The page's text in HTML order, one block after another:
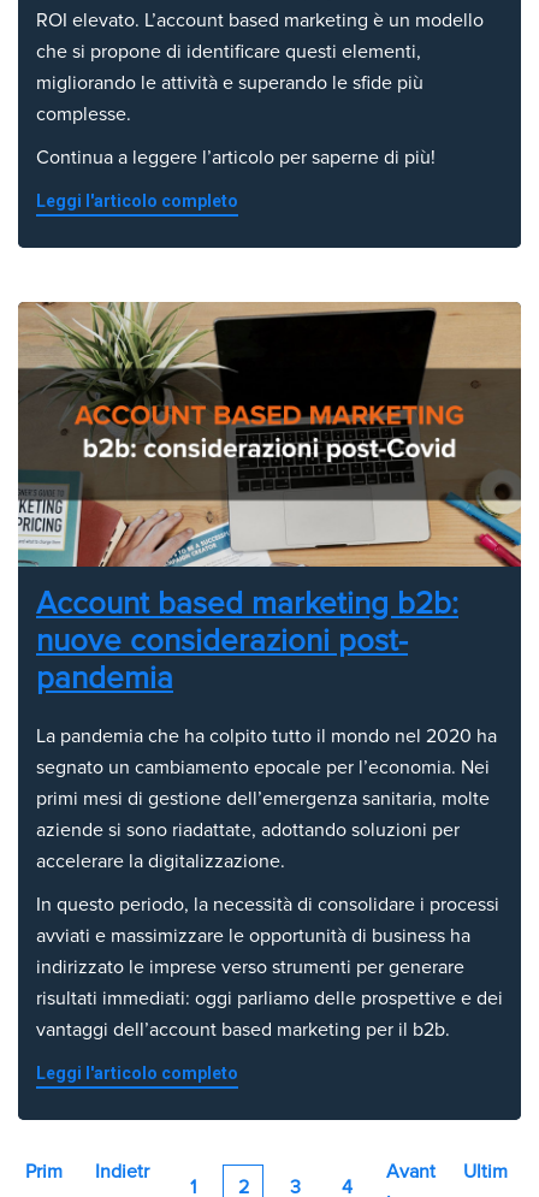
ROI elevato. L’account based marketing è un modello
che si propone di identificare questi elementi,
migliorando le attività e superando le sfide più
complesse.
Continua a leggere l’articolo per saperne di più!
Leggi l'articolo completo
Account based marketing b2b:
nuove considerazioni post-
pandemia
La pandemia che ha colpito tutto il mondo nel 2020 ha
segnato un cambiamento epocale per l’economia. Nei
primi mesi di gestione dell’emergenza sanitaria, molte
aziende si sono riadattate, adottando soluzioni per
accelerare la digitalizzazione.
In questo periodo, la necessità di consolidare i processi
avviati e massimizzare le opportunità di business ha
indirizzato le imprese verso strumenti per generare
risultati immediati: oggi parliamo delle prospettive e dei
vantaggi dell’account based marketing per il b2b.
Leggi l'articolo completo
Prim
Indietr
1 2 3 4
Avant
Ultim